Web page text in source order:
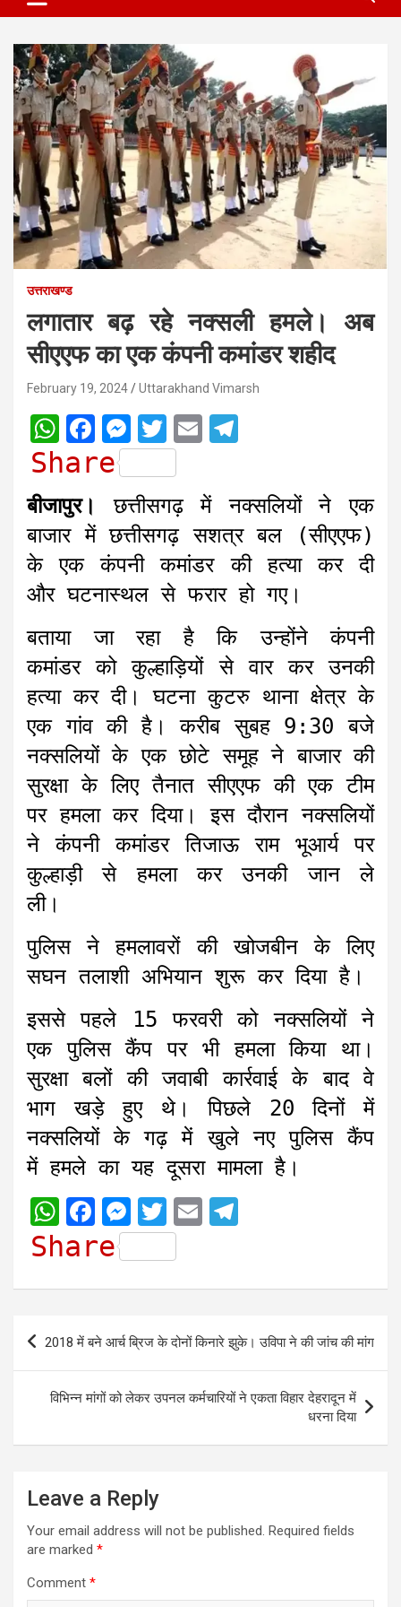
उत्तराखण्ड
लगातार बढ़ रहे नक्सली हमले। अब
सीएएफ का एक कंपनी कमांडर शहीद
February 19, 2024 Uttarakhand Vimarsh
W
h
t
s
A
p
p
F
a
b
o
o
k
M
e
s
s
e
n
g
e
r
T
w
i
t
t
e
r
E
a
i
l
e
g
r
a
Share
बीजापुर।
छत्तीसगढ़ में नक्सलियों ने एक
बाजार में छत्तीसगढ़ सशत्रबल (सीएएफ)
के एक कंपनी कमांडर की हत्या कर दी
और घटनास्थल से फरार हो गए।
बताया जा रहा है कि उन्होंने कंपनी
कमांडर को कुल्हाड़ियों से वार कर उनकी
हत्या कर दी। घटना कुटरु थाना क्षेत्र के
एक गांव की है। करीब सुबह 9:30 बजे
नक्सलियों के एक छोटे समूह ने बाजार की
सुरक्षा के लिए तैनात सीएएफ की एक टीम
पर हमला कर दिया। इस दौरान नक्सलियों
ने कंपनी कमांडर तिजाऊ राम भूआर्य पर
कुल्हाड़ी से हमला कर उनकी जान ले
ली।
पुलिस ने हमलावरों की खोजबीन के लिए
सघन तलाशी अभियान शुरू कर दिया है।
इससे पहले 15 फरवरी को नक्सलियों ने
एक पुलिस कैंप पर भी हमला किया था।
सुरक्षा बलों की जवाबी कार्रवाई के बाद वे
भाग खड़े हुए थे। पिछले 20 दिनों में
नक्सलियों के गढ़ में खुले नए पुलिस कैंप
में हमले का यह दूसरा मामला है।
W
h
t
A
p
p
F
a
e
b
o
o
k
M
e
s
s
e
n
g
e
r
T
w
i
t
t
e
E
i
l
e
g
r
a
m
Share
Post
2018 में बने आर्च ब्रिज के दोनों किनारे झुके। उविपा ने की जांच की मांग
विभिन्न मांगों को लेकर उपनल कर्मचारियों ने एकता विहार देहरादून में
धरना दिया
Leave a Reply
Your email address will not be published. Required fields
are marked *
Comment *